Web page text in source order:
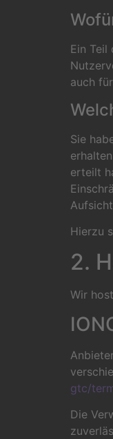
Ein Teil
auch
Sie
erteilt
Hierzu
2.
Wir
gtc/
Die